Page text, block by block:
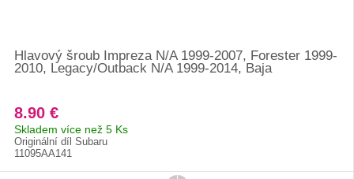
Hlavový šroub Impreza N/A 1999-2007, Forester 1999-
2010, Legacy/Outback N/A 1999-2014, Baja
8.90 €
Skladem více než 5 Ks
Originální díl Subaru
11095AA141